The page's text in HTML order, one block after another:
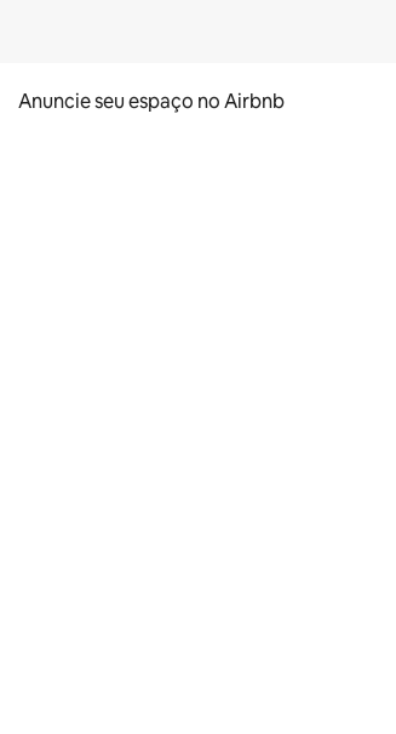
Anuncie seu espaço no Airbnb
tela.